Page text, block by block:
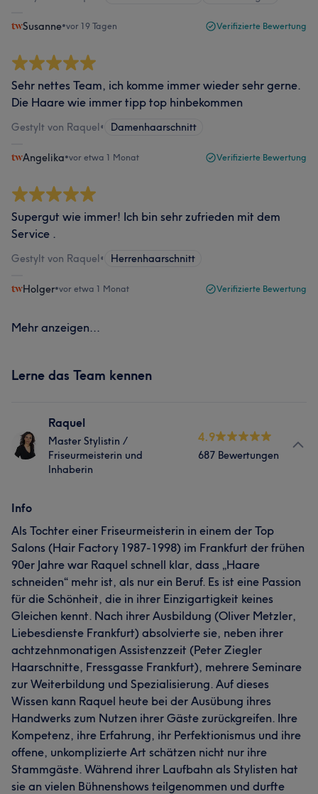
Susanne•vor 19 Tagen Verifizierte Bewertung
Sehr nettes Team, ich komme immer wieder sehr gerne.
Die Haare wie immer tipp top hinbekommen
Gestylt von Raquel• Damenhaarschnitt
Angelika•vor etwa 1 Monat Verifizierte Bewertung
Supergut wie immer! Ich bin sehr zufrieden mit dem
Service .
Gestylt von Raquel• Herrenhaarschnitt
Holger•vor etwa 1 Monat Verifizierte Bewertung
Mehr anzeigen...
Lerne das Team kennen
Raquel
Master Stylistin /
Friseurmeisterin und
Inhaberin
4.9
687 Bewertungen
Info
Als Tochter einer Friseurmeisterin in einem der Top
Salons (Hair Factory 1987-1998) im Frankfurt der frühen
90er Jahre war Raquel schnell klar, dass „Haare
schneiden“ mehr ist, als nur ein Beruf. Es ist eine Passion
für die Schönheit, die in ihrer Einzigartigkeit keines
Gleichen kennt. Nach ihrer Ausbildung (Oliver Metzler,
Liebesdienste Frankfurt) absolvierte sie, neben ihrer
achtzehnmonatigen Assistenzzeit (Peter Ziegler
Haarschnitte, Fressgasse Frankfurt), mehrere Seminare
zur Weiterbildung und Spezialisierung. Auf dieses
Wissen kann Raquel heute bei der Ausübung ihres
Handwerks zum Nutzen ihrer Gäste zurückgreifen. Ihre
Kompetenz, ihre Erfahrung, ihr Perfektionismus und ihre
offene, unkomplizierte Art schätzen nicht nur ihre
Stammgäste. Während ihrer Laufbahn als Stylisten hat
sie an vielen Bühnenshows teilgenommen und durfte